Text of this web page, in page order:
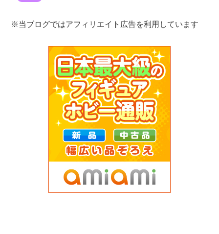
※当ブログではアフィリエイト広告を利用しています